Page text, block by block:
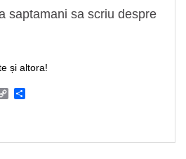
saptamani sa scriu despre
și altora!
Copy